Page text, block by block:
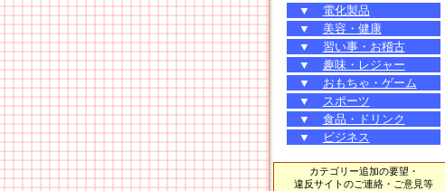
▼
電化製品
▼
美容・健康
▼
習い事・お稽古
▼
趣味・レジャー
▼
おもちゃ・ゲーム
▼
スポーツ
▼
食品・ドリンク
▼
ビジネス
カテゴリー追加の要望・
違反サイトのご連絡・ご意見等